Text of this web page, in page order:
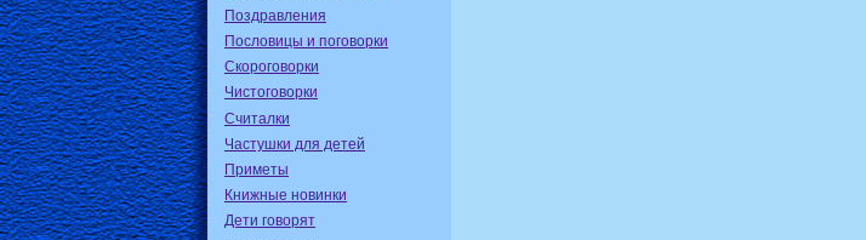
Поздравления
Пословицы и поговорки
Скороговорки
Чистоговорки
Считалки
Частушки для детей
Приметы
Книжные новинки
Дети говорят